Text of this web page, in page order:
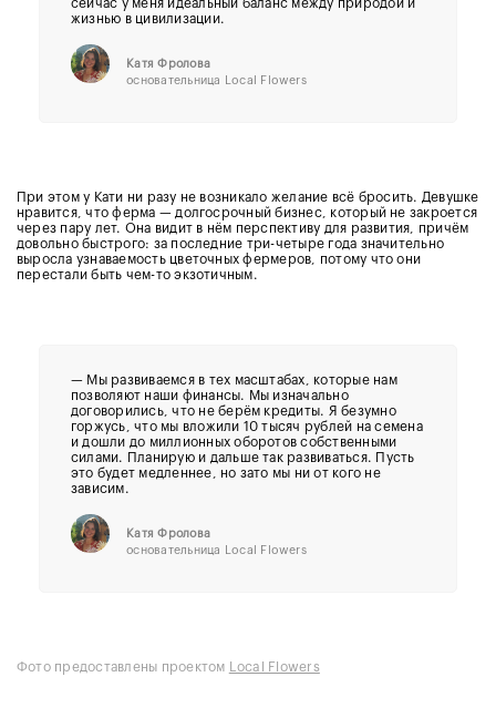
сейчас у меня идеальный баланс между природой и
жизнью в цивилизации.
Катя Фролова
основательница Local Flowers
При этом у Кати ни разу не возникало желание всё бросить. Девушке
нравится, что ферма — долгосрочный бизнес, который не закроется
через пару лет. Она видит в нём перспективу для развития, причём
довольно быстрого: за последние три-четыре года значительно
выросла узнаваемость цветочных фермеров, потому что они
перестали быть чем-то экзотичным.
— Мы развиваемся в тех масштабах, которые нам
позволяют наши финансы. Мы изначально
договорились, что не берём кредиты. Я безумно
горжусь, что мы вложили 10 тысяч рублей на семена
и дошли до миллионных оборотов собственными
силами. Планирую и дальше так развиваться. Пусть
это будет медленнее, но зато мы ни от кого не
зависим.
Катя Фролова
основательница Local Flowers
Фото предоставлены проектом Local Flowers